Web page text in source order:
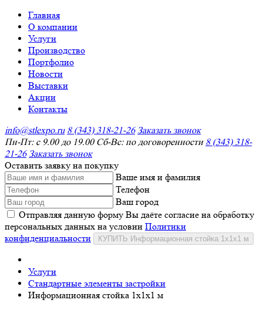
Главная
О компании
Услуги
Производство
Портфолио
Новости
Выставки
Акции
Контакты
info@stlexpo.ru 8 (343) 318-21-26 Заказать звонок
Пн-Пт: с 9.00 до 19.00 Сб-Вс: по договоренности 8 (343) 318-
21-26 Заказать звонок
Оставить заявку на покупку
Ваше имя и фамилия
Телефон
Ваш город
Отправляя данную форму Вы даёте согласие на обработку
персональных данных на условии Политики
конфиденциальности
КУПИТЬ Информационная стойка 1x1x1 м
Услуги
Стандартные элементы застройки
Информационная стойка 1x1x1 м